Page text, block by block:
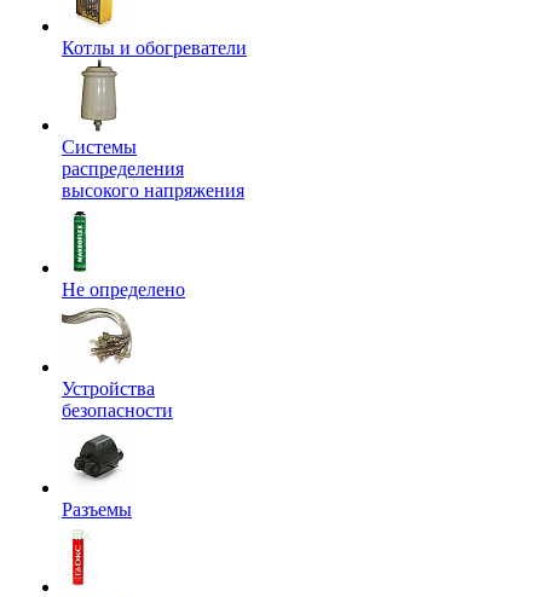
Котлы и обогреватели
Системы
распределения
высокого напряжения
Не определено
Устройства
безопасности
Разъемы